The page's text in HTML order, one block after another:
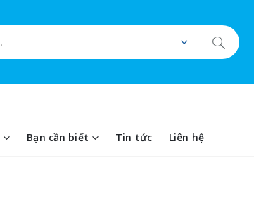
Bạn cần biết Tin tức Liên hệ